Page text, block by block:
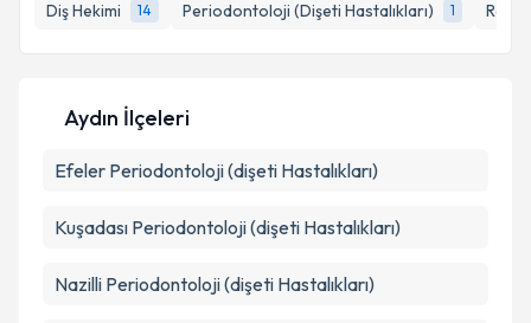
Diş Hekimi
14 Periodontoloji (Dişeti Hastalıkları) 1
E-posta Adresiniz
Metni'ni okudum ve kişisel verilerimin belirtilen
Aydın İlçeleri
Efeler Periodontoloji (dişeti Hastalıkları)
Kuşadası Periodontoloji (dişeti Hastalıkları)
Nazilli Periodontoloji (dişeti Hastalıkları)